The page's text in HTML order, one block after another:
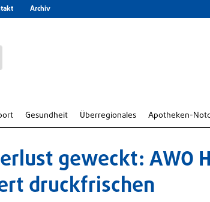
Archiv
Gesundheit Überregionales Apotheken-
geweckt: AWO
druckfrischen